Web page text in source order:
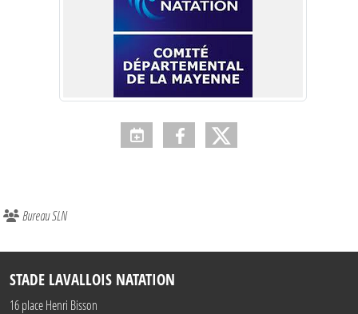
Bureau SLN
STADE LAVALLOIS NATATION
16 place Henri Bisson